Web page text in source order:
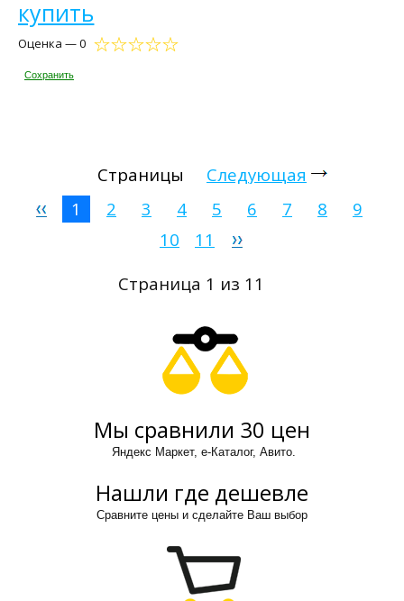
купить
Оценка — 0
Сохранить
Страницы
Следующая
1
2 3 4 5 6 7 8
9
10
11
Страница 1 из 11
Мы сравнили 30 цен
Яндекс Маркет, е-Каталог, Авито.
Нашли где дешевле
Сравните цены и сделайте Ваш выбор